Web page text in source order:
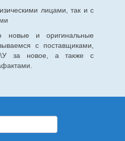
лицами, так и с
новые и оригинальные
с поставщиками,
за новое, а также с